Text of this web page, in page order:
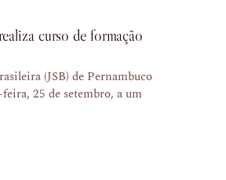
curso de formação
(JSB) de Pernambuco
25 de setembro, a um